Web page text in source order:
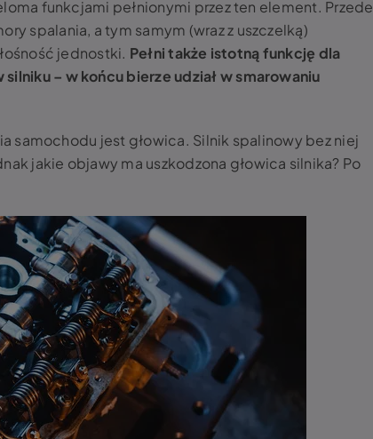
funkcjami pełnionymi przez ten element. Przede
spalania, a tym samym (wraz z uszczelką)
jednostki. Pełni także istotną funkcję dla
silniku – w końcu bierze udział w smarowaniu
samochodu jest głowica. Silnik spalinowy bez niej
jakie objawy ma uszkodzona głowica silnika? Po